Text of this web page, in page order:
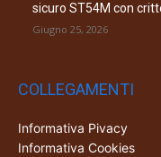
sicuro ST54M con
Giugno 25, 2026
COLLEGAMENTI
Informativa Pivacy
Informativa Cookies